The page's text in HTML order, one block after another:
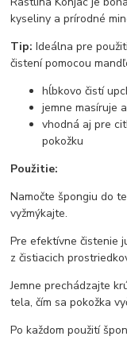
kyseliny a prírodné
Tip:Ideálna pre
čistení pomocou
hĺbkovo čistí
jemne masíruje
vhodná aj pre
pokožku
Použitie:
Namočte špongiu do
vyžmýkajte.
Pre efektívne čistenie
z čistiacich
Jemne prechádzajte
tela, čím sa pokožka
Po každom použití